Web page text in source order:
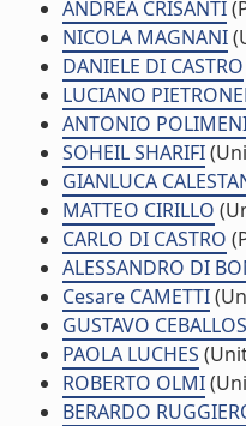
ANDREA CRISANTI
NICOLA MAGNANI
DANIELE DI CASTRO
LUCIANO
ANTONIO
SOHEIL SHARIFI
GIANLUCA
MATTEO CIRILLO
CARLO DI CASTRO
ALESSANDRO DI
Cesare CAMETTI
GUSTAVO CEBALLOS
PAOLA LUCHES
ROBERTO OLMI
BERARDO